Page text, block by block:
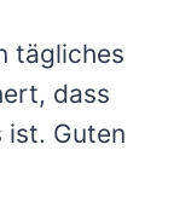
tägliches
dass
ist. Guten